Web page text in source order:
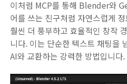
이처럼 MCP를 통해 Blender와
어를 쓰는 친구처럼 자연스럽게
훨씬 더 풍부하고 효율적인 창작
니다. 이는 단순한 텍스트 채팅을
AI와 교환하는 강력한 방법입니다.